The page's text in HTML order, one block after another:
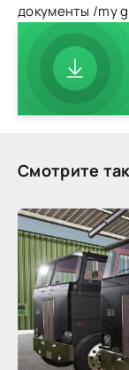
документы /my
Смотрите